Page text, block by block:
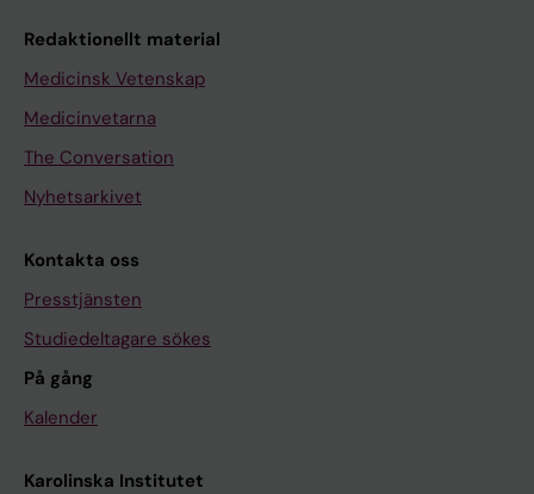
Redaktionellt material
Medicinsk Vetenskap
Medicinvetarna
The Conversation
Nyhetsarkivet
Kontakta oss
Presstjänsten
Studiedeltagare sökes
På gång
Kalender
Karolinska Institutet